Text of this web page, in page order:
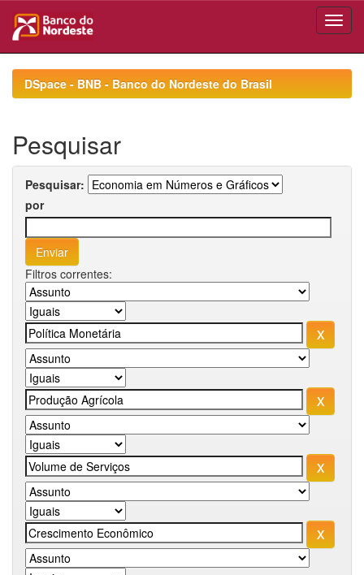
navigationDSpace - BNB - Banco do Nordeste do Brasil
Pesquisar
Pesquisar:
por
Filtros correntes: